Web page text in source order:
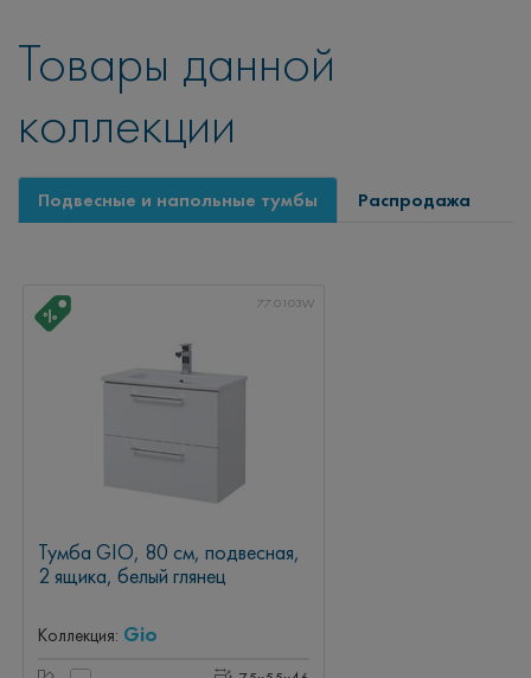
Товары данной
коллекции
Подвесные и напольные тумбы Распродажа
77.0103W
Тумба GIO, 80 см, подвесная,
2 ящика, белый глянец
Коллекция: Gio